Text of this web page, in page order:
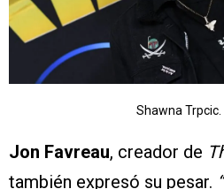
Shawna Trpcic.
Jon Favreau, creador de
también expresó su pesar.